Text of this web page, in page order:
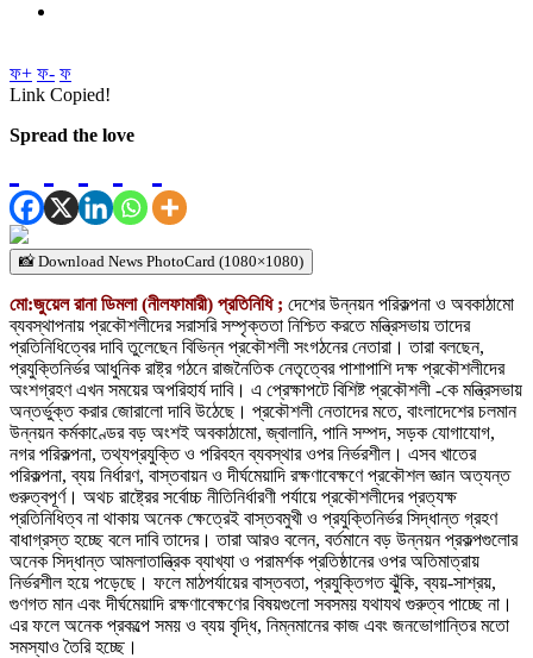
ফ+ ফ- ফ
Link Copied!
Spread the love
📸 Download News PhotoCard (1080×1080)
মো:জুয়েল রানা ডিমলা (নীলফামারী) প্রতিনিধি ; দেশের উন্নয়ন পরিকল্পনা ও অবকাঠামো
ব্যবস্থাপনায় প্রকৌশলীদের সরাসরি সম্পৃক্ততা নিশ্চিত করতে মন্ত্রিসভায় তাদের
প্রতিনিধিত্বের দাবি তুলেছেন বিভিন্ন প্রকৌশলী সংগঠনের নেতারা। তারা বলছেন,
প্রযুক্তিনির্ভর আধুনিক রাষ্ট্র গঠনে রাজনৈতিক নেতৃত্বের পাশাপাশি দক্ষ প্রকৌশলীদের
অংশগ্রহণ এখন সময়ের অপরিহার্য দাবি। এ প্রেক্ষাপটে বিশিষ্ট প্রকৌশলী -কে মন্ত্রিসভায়
অন্তর্ভুক্ত করার জোরালো দাবি উঠেছে। প্রকৌশলী নেতাদের মতে, বাংলাদেশের চলমান
উন্নয়ন কর্মকাণ্ডের বড় অংশই অবকাঠামো, জ্বালানি, পানি সম্পদ, সড়ক যোগাযোগ,
নগর পরিকল্পনা, তথ্যপ্রযুক্তি ও পরিবহন ব্যবস্থার ওপর নির্ভরশীল। এসব খাতের
পরিকল্পনা, ব্যয় নির্ধারণ, বাস্তবায়ন ও দীর্ঘমেয়াদি রক্ষণাবেক্ষণে প্রকৌশল জ্ঞান অত্যন্ত
গুরুত্বপূর্ণ। অথচ রাষ্ট্রের সর্বোচ্চ নীতিনির্ধারণী পর্যায়ে প্রকৌশলীদের প্রত্যক্ষ
প্রতিনিধিত্ব না থাকায় অনেক ক্ষেত্রেই বাস্তবমুখী ও প্রযুক্তিনির্ভর সিদ্ধান্ত গ্রহণ
বাধাগ্রস্ত হচ্ছে বলে দাবি তাদের। তারা আরও বলেন, বর্তমানে বড় উন্নয়ন প্রকল্পগুলোর
অনেক সিদ্ধান্ত আমলাতান্ত্রিক ব্যাখ্যা ও পরামর্শক প্রতিষ্ঠানের ওপর অতিমাত্রায়
নির্ভরশীল হয়ে পড়েছে। ফলে মাঠপর্যায়ের বাস্তবতা, প্রযুক্তিগত ঝুঁকি, ব্যয়-সাশ্রয়,
গুণগত মান এবং দীর্ঘমেয়াদি রক্ষণাবেক্ষণের বিষয়গুলো সবসময় যথাযথ গুরুত্ব পাচ্ছে না।
এর ফলে অনেক প্রকল্পে সময় ও ব্যয় বৃদ্ধি, নিম্নমানের কাজ এবং জনভোগান্তির মতো
সমস্যাও তৈরি হচ্ছে।